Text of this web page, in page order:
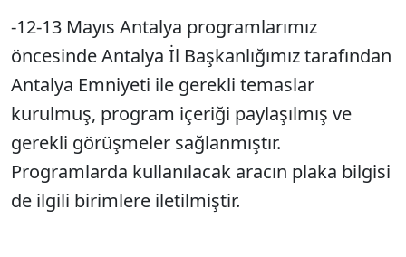
-12-13 Mayıs Antalya programlarımız
öncesinde Antalya İl Başkanlığımız tarafından
Antalya Emniyeti ile gerekli temaslar
kurulmuş, program içeriği paylaşılmış ve
gerekli görüşmeler sağlanmıştır.
Programlarda kullanılacak aracın plaka bilgisi
de ilgili birimlere iletilmiştir.